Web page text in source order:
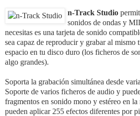
n-Track Studio
sonidos de ondas y
necesitas es una tarjeta de sonido
sea capaz de reproducir y grabar al mismo
espacio en tu disco duro (los ficheros de
algo grandes).
Soporta la grabación simultánea desde
Soporte de varios ficheros de audio y
fragmentos en sonido mono y estéreo en
pueden aplicar 255 efectos diferentes por